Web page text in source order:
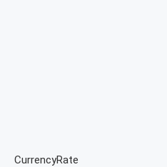
CurrencyRate